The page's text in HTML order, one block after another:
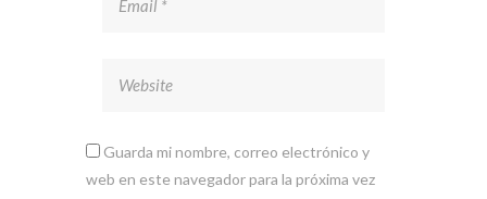
Guarda mi nombre, correo electrónico y
web en este navegador para la próxima vez